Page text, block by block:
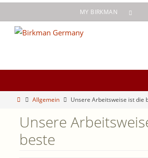
Inhalt
springen
MY BIRKMAN
StartAllgemein Unsere Arbeitsweise ist die
Unsere
beste